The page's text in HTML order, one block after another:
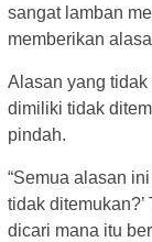
sangat lamban
memberikan
Alasan yang tidak
dimiliki tidak
pindah.
“Semua alasan
tidak
dicari mana itu